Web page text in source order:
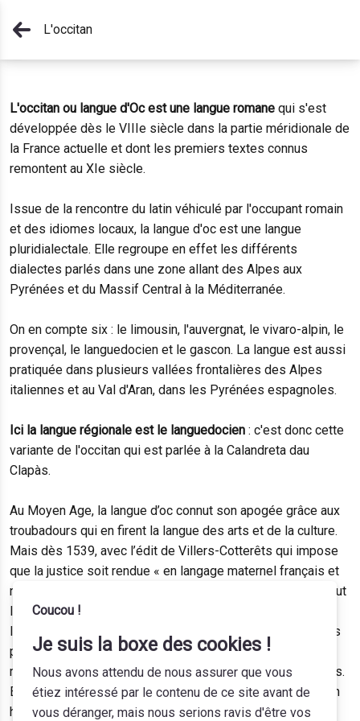
L'occitan
L'occitan ou langue d'Oc est une langue romane qui s'est
développée dès le VIIIe siècle dans la partie méridionale de
la France actuelle et dont les premiers textes connus
remontent au XIe siècle.
Issue de la rencontre du latin véhiculé par l'occupant romain
et des idiomes locaux, la langue d'oc est une langue
pluridialectale. Elle regroupe en effet les différents
dialectes parlés dans une zone allant des Alpes aux
Pyrénées et du Massif Central à la Méditerranée.
On en compte six : le limousin, l'auvergnat, le vivaro-alpin, le
provençal, le languedocien et le gascon. La langue est aussi
pratiquée dans plusieurs vallées frontalières des Alpes
italiennes et au Val d'Aran, dans les Pyrénées espagnoles.
Ici la langue régionale est le languedocien : c'est donc cette
variante de l'occitan qui est parlée à la Calandreta dau
Clapàs.
Au Moyen Age, la langue d’oc connut son apogée grâce aux
troubadours qui en firent la langue des arts et de la culture.
Mais dès 1539, avec l’édit de Villers-Cotterêts qui impose
que la justice soit rendue « en langage maternel français et
non autrement », l’Etat cherche à imposer le français sur tout
le territoire. Suite à la Révolution française, une politique
linguistique hostile aux langues régionales voit le jour. Plus
près de nous, l'école de la République est le vecteur du
remplacement parfois autoritaire de l'occitan par le français.
En outre, la grande variété dialectale de l'occitan devient un
handicap dans un monde où la mobilité des populations va
Coucou !
Je suis la boxe des cookies !
Nous avons attendu de nous assurer que vous
étiez intéressé par le contenu de ce site avant de
vous déranger, mais nous serions ravis d'être vos